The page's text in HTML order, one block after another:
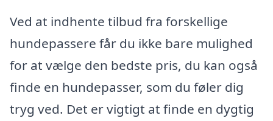
Ved at indhente tilbud fra forskellige
hundepassere får du ikke bare mulighed
for at vælge den bedste pris, du kan også
finde en hundepasser, som du føler dig
tryg ved. Det er vigtigt at finde en dygtig